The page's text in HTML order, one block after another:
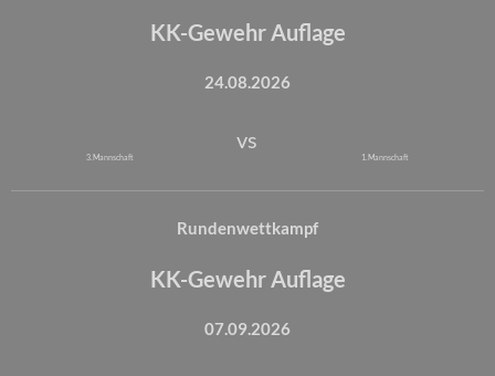
KK-Gewehr Auflage
24.08.2026
3. Mannschaft
vs
1. Mannschaft
Rundenwettkampf
KK-Gewehr Auflage
07.09.2026